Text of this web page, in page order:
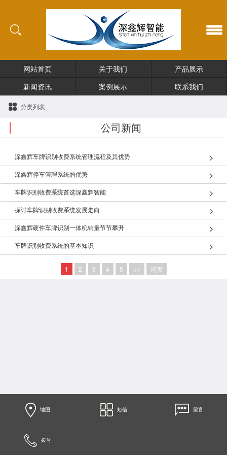
网站首页 关于我们
产品展示
新闻资讯
案例展示 联系我们
分类列表
公司新闻
深鑫辉车牌识别收费系统管理流程及其优势
深鑫辉停车管理系统的优势
车牌识别收费系统首选深鑫辉智能
探讨车牌识别收费系统发展走向
深鑫辉硬件车牌识别一体机销量节节攀升
车牌识别收费系统的基本知识
1 2 3 4 5 >> 尾页
地图 短信 留言
拨号